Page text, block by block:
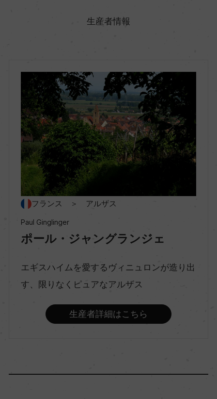
地区名
種類
スティルワイン
味わい
ピノ・オーセロワ 60%/ピノ・ブラン 40%
生産者情報
フランス ＞ アルザス
Paul Ginglinger
ポール・ジャングランジェ
エギスハイムを愛するヴィニュロンが造り出
す、限りなくピュアなアルザス
生産者詳細はこちら